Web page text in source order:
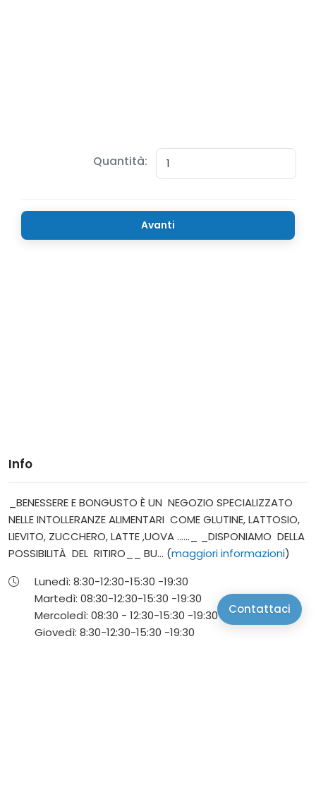
Contattaci
Quantità:
Avanti
Info
_BENESSERE E BONGUSTO È UN NEGOZIO SPECIALIZZATO
NELLE INTOLLERANZE ALIMENTARI COME GLUTINE, LATTOSIO,
LIEVITO, ZUCCHERO, LATTE ,UOVA ......_ _DISPONIAMO DELLA
POSSIBILITÀ DEL RITIRO__ BU... (maggiori informazioni)
Lunedì:8:30-12:30-15:30 -19:30
Martedì:08:30-12:30-15:30 -19:30
Mercoledì:08:30 - 12:30-15:30 -19:30
Giovedì:8:30-12:30-15:30 -19:30